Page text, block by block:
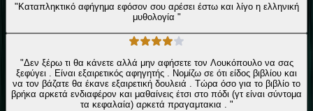
"Καταπληκτικό αφήγημα εφόσον σου αρέσει έστω και λίγο η ελληνική
μυθολογία "
"Δεν ξέρω τι θα κάνετε αλλά μην αφήσετε τον Λουκόπουλο να σας
ξεφύγει . Είναι εξαιρετικός αφηγητής . Νομίζω σε ότι είδος βιβλίου και
να τον βάζατε θα έκανε εξαιρετική δουλειά . Τώρα όσο για το βιβλίο το
βρήκα αρκετά ενδιαφέρον και μαθαίνεις έτσι στο πόδι (γτ είναι σύντομα
τα κεφαλαία) αρκετά πραγαμτακια . "